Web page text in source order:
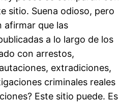
sitio. Suena odioso, pero
afirmar que las
a lo largo de los
con arrestos,
extradiciones,
criminales reales
Este sitio puede. Es